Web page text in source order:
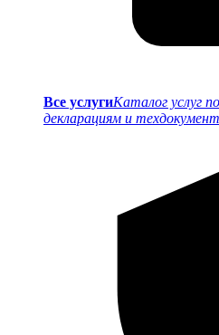
Все услугиКаталог услуг
декларациям и